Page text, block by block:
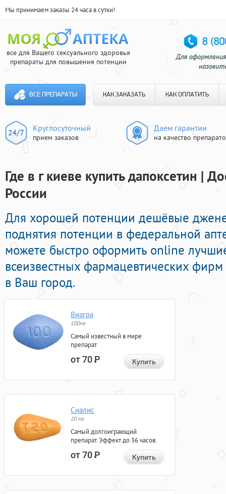
Мы принимаем заказы 24 часа в сутки!
все для Вашего сексуального здоровья
препараты для повышения потенции
ВСЕ ПРЕПАРАТЫ КАК ЗАКАЗАТЬ КАК ОПЛАТИТЬ
Круглосуточный
прием заказов
Даем гарантии
на качество
Где в г киеве купить дапоксетин |
России
Для хорошей потенции дешёвые
поднятия потенции в федеральной
можете быстро оформить online
всеизвестных фармацевтических
в Ваш город.
Виагра
100мг
Самый известный в мире
препарат
от 70Р Купить
Сиалис
20 мг
Самый долгоиграющий
препарат. Эффект до 36 часов.
от 70Р Купить